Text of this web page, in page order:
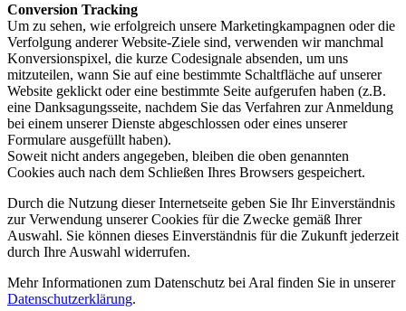
Conversion Tracking
Um zu sehen, wie erfolgreich unsere Marketingkampagnen oder die
Verfolgung anderer Website-Ziele sind, verwenden wir manchmal
Konversionspixel, die kurze Codesignale absenden, um uns
mitzuteilen, wann Sie auf eine bestimmte Schaltfläche auf unserer
Website geklickt oder eine bestimmte Seite aufgerufen haben (z.B.
eine Danksagungsseite, nachdem Sie das Verfahren zur Anmeldung
bei einem unserer Dienste abgeschlossen oder eines unserer
Formulare ausgefüllt haben).
Soweit nicht anders angegeben, bleiben die oben genannten
Cookies auch nach dem Schließen Ihres Browsers gespeichert.
Durch die Nutzung dieser Internetseite geben Sie Ihr Einverständnis
zur Verwendung unserer Cookies für die Zwecke gemäß Ihrer
Auswahl. Sie können dieses Einverständnis für die Zukunft jederzeit
durch Ihre Auswahl widerrufen.
Mehr Informationen zum Datenschutz bei Aral finden Sie in unserer
Datenschutzerklärung.